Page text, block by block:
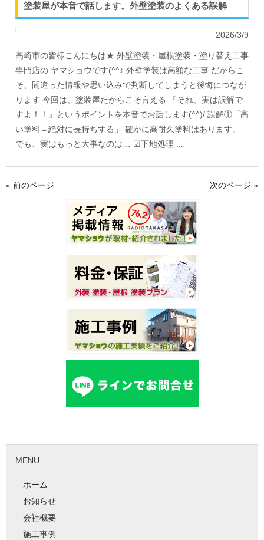
塗装屋が本音で話します。外壁塗装のよくある誤解
2026/3/9
高崎市の皆様こんにちは★ 外壁塗装・屋根塗装・塗り替え工事
専門店の ヤマショウです(^^♪ 外壁塗装は高額な工事 だからこ
そ、間違った情報や思い込みで判断してしまうと後悔につなが
ります 今回は、塗装屋だからこそ言える 『それ、実は誤解で
すよ！！』というポイントを本音でお話します(^^)/ 誤解①「高
い塗料＝絶対に長持ちする」 確かに高耐久塗料はあります。
でも、実はもっと大事なのは… ☑下地処理 ...
« 前のページ 次のページ »
MENU
ホーム
お知らせ
会社概要
施工事例